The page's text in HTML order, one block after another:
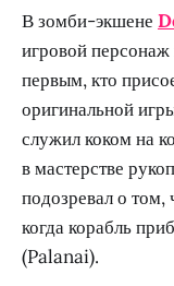
В зомби-экшене
игровой
первым, кто
оригинальной
служил коком на
в мастерстве
подозревал о том,
когда корабль
(Palanai).